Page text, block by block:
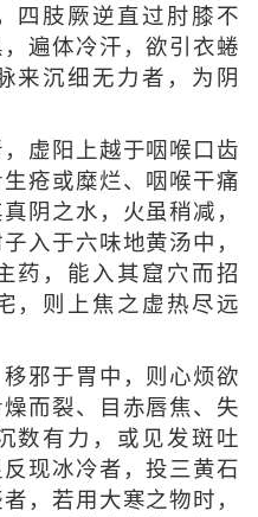
四肢厥逆直过肘膝不
遍体冷汗，欲引衣蜷
来沉细无力者，为阴
阳上越于咽喉口齿
疮或糜烂、咽喉干痛
阴之水，火虽稍减，
入于六味地黄汤中，
药，能入其窟穴而招
，则上焦之虚热尽远
于胃中，则心烦欲
而裂、目赤唇焦、失
数有力，或见发斑吐
现冰冷者，投三黄石
，若用大寒之物时，